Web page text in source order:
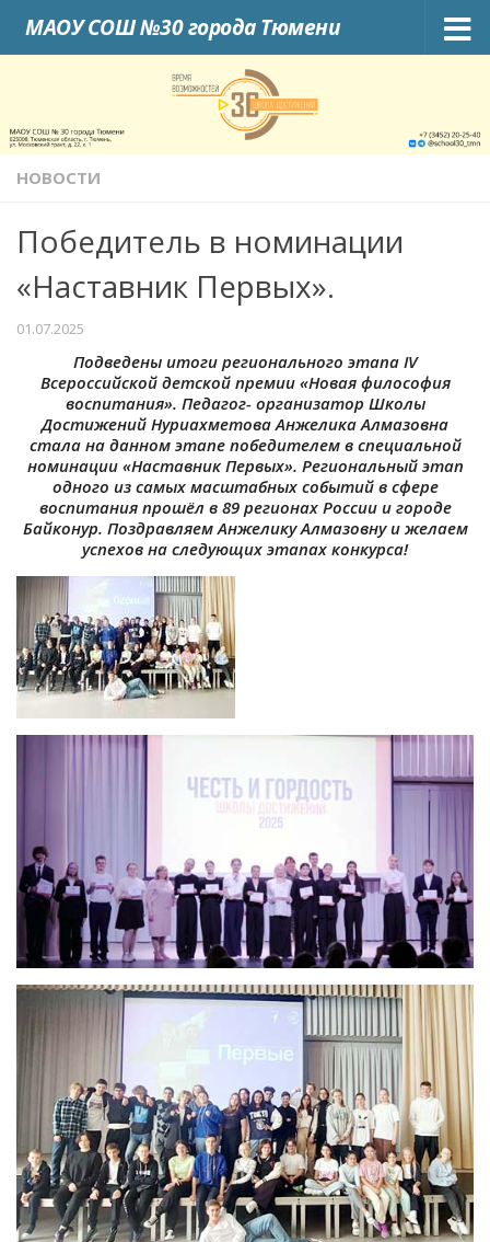
Skip to content
МАОУ СОШ №30 города Тюмени
НОВОСТИ
Победитель в номинации
«Наставник Первых».
01.07.2025
Подведены итоги регионального этапа IV
Всероссийской детской премии «Новая философия
воспитания». Педагог- организатор Школы
Достижений Нуриахметова Анжелика Алмазовна
стала на данном этапе победителем в специальной
номинации «Наставник Первых». Региональный этап
одного из самых масштабных событий в сфере
воспитания прошёл в 89 регионах России и городе
Байконур. Поздравляем Анжелику Алмазовну и желаем
успехов на следующих этапах конкурса!